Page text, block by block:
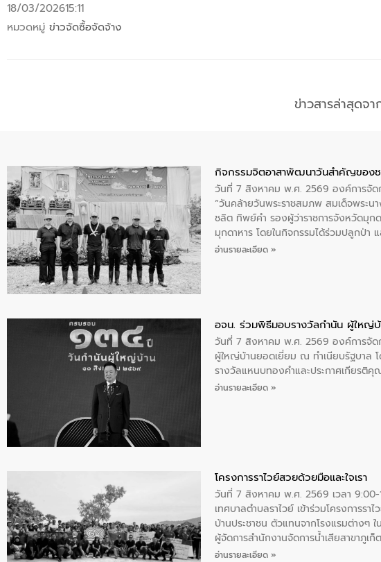
18/03/202615:11
หมวดหมู่ ข่าวจัดซื้อจัดจ้าง
ข่าวสารล่าสุดจ
กิจกรรมจิตอาสาพัฒนาวันสําคัญของช
วันที่ 7 สิงหาคม พ.ศ. 2569 องค์การจัด
“วันคล้ายวันพระราชสมภพ สมเด็จพระน
ชลิต ทิพย์คำ รองผู้ว่าราชการจังหวัดมุก
มุกดาหาร โดยในกิจกรรมได้ร่วมปลูกป่า
พระบรมราชินีนาถ พระบรมราชชนนีพัน
อ่านรายละเอียด »
อจน. ร่วมพิธีมอบรางวัลกำนัน ผู้ใหญ่
วันที่ 7 สิงหาคม พ.ศ. 2569 องค์การจั
ผู้ใหญ่บ้านยอดเยี่ยม ณ ทำเนียบรัฐบาล
รางวัลแหนบทองคำและประกาศเกียรติ
อ่านรายละเอียด »
โครงการราไวย์สวยด้วยมือและใจเรา
วันที่ 7 สิงหาคม พ.ศ. 2569 เวลา 9:00-
เทศบาลตำบลราไวย์ เข้าร่วมโครงการร
บ้านประชาชน ตัวแทนจากโรงแรมต่างๆ
ผู้จัดการสำนักงานจัดการน้ำเสียสาขาภู
บริเวณแหลมพรหมเทพ หมู่ที่ 6 ตำบลราไ
อ่านรายละเอียด »